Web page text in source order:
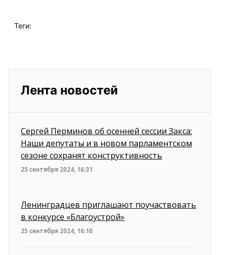
Теги:
Лента новостей
Сергей Перминов об осенней сессии Закса:
Наши депутаты и в новом парламентском
сезоне сохранят конструктивность
25 сентября 2024, 16:31
Ленинградцев приглашают поучаствовать
в конкурсе «Благоустрой»
25 сентября 2024, 16:10